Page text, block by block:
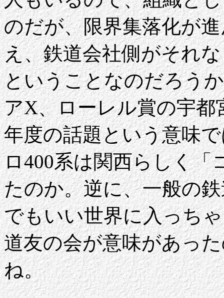
のだが、限界集落化が
え、鉄道会社側がそれ
ということなのだろう
アX、ローレル賞の宇都
年度の話題という意味
ロ400系は関西らしく「
たのか。逆に、一般の
でもいい世界に入っち
道友の会が意味があっ
ね。